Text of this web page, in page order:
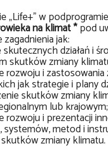
„Life+” w podprogramie
na klimat *pod
jak:
skutecznych działań i
skutków zmiany
rozwoju i
jak strategie i plany
skutków zmiany
lub krajowym;
rozwoju i prezentacji
metod i
zmiany klimatu.